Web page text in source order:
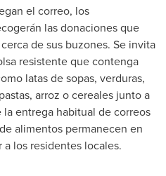
el correo, los
las donaciones que
de sus buzones. Se invita
resistente que contenga
latas de sopas, verduras,
arroz o cereales junto a
entrega habitual de correos
alimentos permanecen en
los residentes locales.